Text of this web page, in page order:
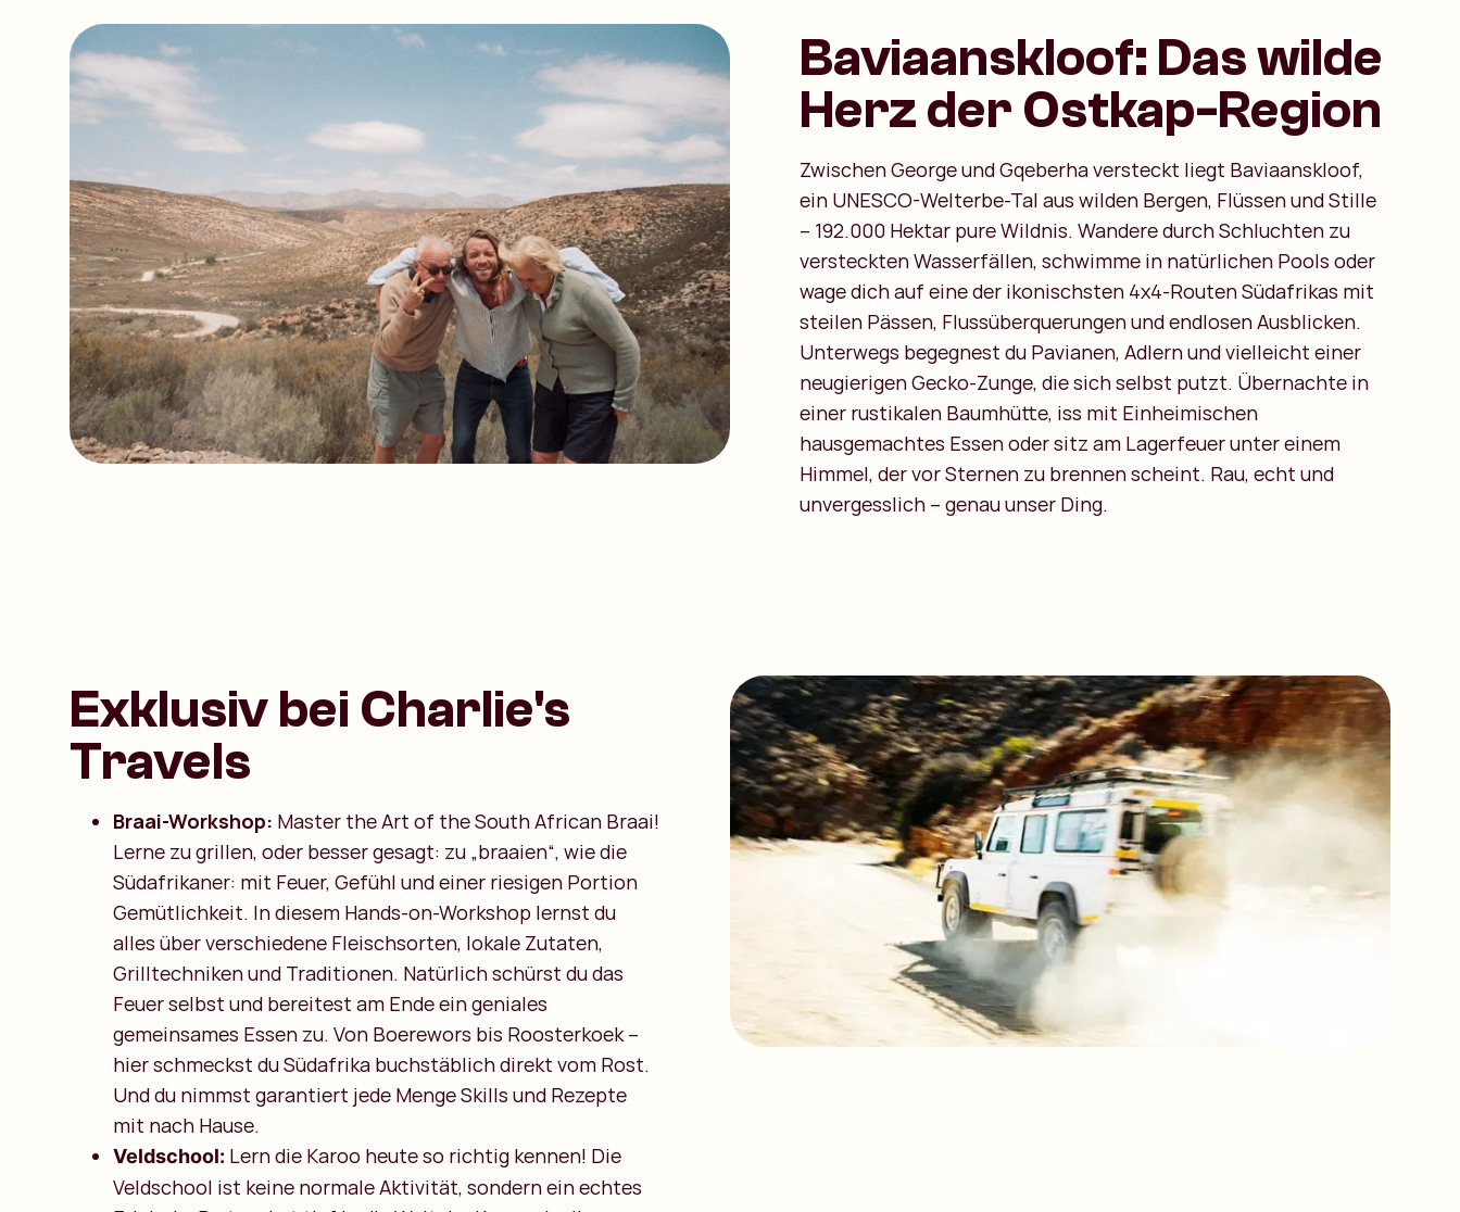
Baviaanskloof: Das wilde
Herz der Ostkap-Region
Zwischen George und Gqeberha versteckt liegt Baviaanskloof,
ein UNESCO-Welterbe-Tal aus wilden Bergen, Flüssen und Stille
– 192.000 Hektar pure Wildnis. Wandere durch Schluchten zu
versteckten Wasserfällen, schwimme in natürlichen Pools oder
wage dich auf eine der ikonischsten 4x4-Routen Südafrikas mit
steilen Pässen, Flussüberquerungen und endlosen Ausblicken.
Unterwegs begegnest du Pavianen, Adlern und vielleicht einer
neugierigen Gecko-Zunge, die sich selbst putzt. Übernachte in
einer rustikalen Baumhütte, iss mit Einheimischen
hausgemachtes Essen oder sitz am Lagerfeuer unter einem
Himmel, der vor Sternen zu brennen scheint. Rau, echt und
unvergesslich – genau unser Ding.
Exklusiv bei Charlie's
Travels
Braai-Workshop: Master the Art of the South African Braai!
Lerne zu grillen, oder besser gesagt: zu „braaien“, wie die
Südafrikaner: mit Feuer, Gefühl und einer riesigen Portion
Gemütlichkeit. In diesem Hands-on-Workshop lernst du
alles über verschiedene Fleischsorten, lokale Zutaten,
Grilltechniken und Traditionen. Natürlich schürst du das
Feuer selbst und bereitest am Ende ein geniales
gemeinsames Essen zu. Von Boerewors bis Roosterkoek –
hier schmeckst du Südafrika buchstäblich direkt vom Rost.
Und du nimmst garantiert jede Menge Skills und Rezepte
mit nach Hause.
Veldschool: Lern die Karoo heute so richtig kennen! Die
Veldschool ist keine normale Aktivität, sondern ein echtes